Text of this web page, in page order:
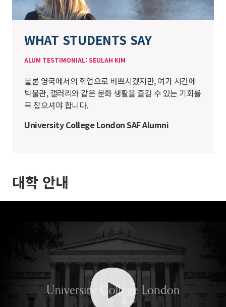
WHAT STUDENTS SAY
ALUM TESTIMONIAL: SEULAH KIM
물론 영국에서의 학업으로 바쁘시겠지만, 여가 시간에
박물관, 갤러리와 같은 문화 생활을 즐길 수 있는 기회를
꼭 잡으셔야 합니다.
University College London SAF Alumni
대학 안내
play